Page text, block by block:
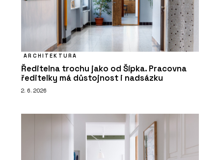
ARCHITEKTURA
Ředitelna trochu jako od Šípka. Pracovna
ředitelky má důstojnost i nadsázku
2. 6. 2026